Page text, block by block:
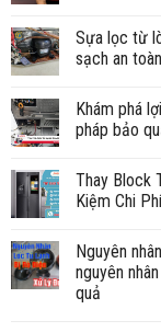
Sựa lọc từ
sạch an toàn
Khám phá
pháp bảo
Thay Block
Kiệm Chi
Nguyên
nguyên
quả